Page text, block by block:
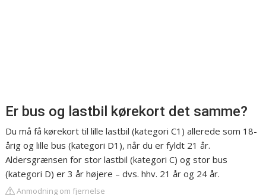
Er bus og lastbil kørekort det samme?
Du må få kørekort til lille lastbil (kategori C1) allerede som 18-
årig og lille bus (kategori D1), når du er fyldt 21 år.
Aldersgrænsen for stor lastbil (kategori C) og stor bus
(kategori D) er 3 år højere – dvs. hhv. 21 år og 24 år.
Anmodning om fjernelse